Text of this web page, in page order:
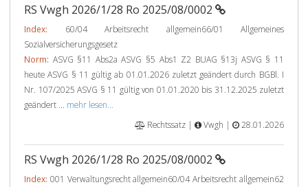
RS Vwgh 2026/1/28 Ro 2025/08/0002
Index: 60/04 Arbeitsrecht allgemein66/01 Allgemeines
Sozialversicherungsgesetz
Norm: ASVG §11 Abs2a ASVG §5 Abs1 Z2 BUAG §13j ASVG § 11
heute ASVG § 11 gültig ab 01.01.2026 zuletzt geändert durch BGBl. I
Nr. 107/2025 ASVG § 11 gültig von 01.01.2020 bis 31.12.2025 zuletzt
geändert ... mehr lesen...
Rechtssatz |
Vwgh | 28.01.2026
RS Vwgh 2026/1/28 Ro 2025/08/0002
Index: 001 Verwaltungsrecht allgemein60/04 Arbeitsrecht allgemein62